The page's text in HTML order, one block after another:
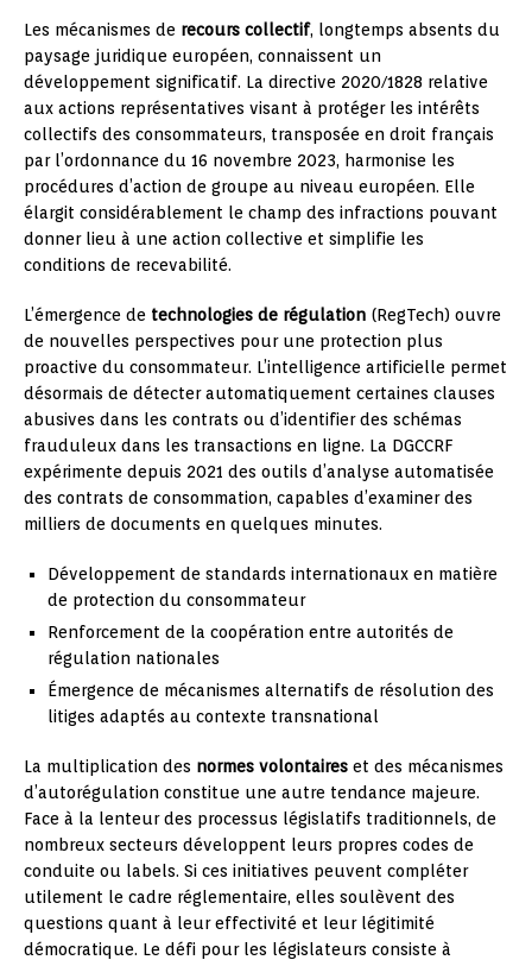
Les mécanismes de recours collectif, longtemps absents du
paysage juridique européen, connaissent un
développement significatif. La directive 2020/1828 relative
aux actions représentatives visant à protéger les intérêts
collectifs des consommateurs, transposée en droit français
par l’ordonnance du 16 novembre 2023, harmonise les
procédures d’action de groupe au niveau européen. Elle
élargit considérablement le champ des infractions pouvant
donner lieu à une action collective et simplifie les
conditions de recevabilité.
L’émergence de technologies de régulation (RegTech) ouvre
de nouvelles perspectives pour une protection plus
proactive du consommateur. L’intelligence artificielle permet
désormais de détecter automatiquement certaines clauses
abusives dans les contrats ou d’identifier des schémas
frauduleux dans les transactions en ligne. La DGCCRF
expérimente depuis 2021 des outils d’analyse automatisée
des contrats de consommation, capables d’examiner des
milliers de documents en quelques minutes.
Développement de standards internationaux en matière
de protection du consommateur
Renforcement de la coopération entre autorités de
régulation nationales
Émergence de mécanismes alternatifs de résolution des
litiges adaptés au contexte transnational
La multiplication des normes volontaires et des mécanismes
d’autorégulation constitue une autre tendance majeure.
Face à la lenteur des processus législatifs traditionnels, de
nombreux secteurs développent leurs propres codes de
conduite ou labels. Si ces initiatives peuvent compléter
utilement le cadre réglementaire, elles soulèvent des
questions quant à leur effectivité et leur légitimité
démocratique. Le défi pour les législateurs consiste à